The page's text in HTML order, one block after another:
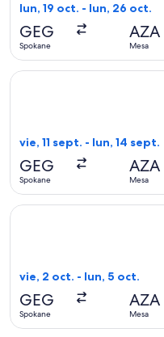
lun, 19 oct. - lun, 26 oct.
GEG
Spokane
AZA
Mesa
vie, 11 sept. - lun, 14 sept.
GEG
Spokane
AZA
Mesa
Seleccionar vuelo de
vie, 2 oct. - lun, 5 oct.
GEG
Spokane
AZA
Mesa
Seleccionar vuelo de